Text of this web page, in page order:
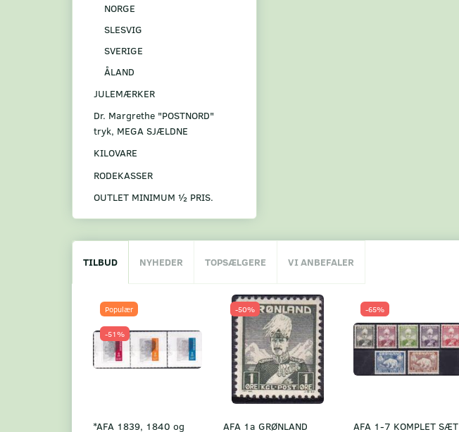
NORGE
SLESVIG
SVERIGE
ÅLAND
JULEMÆRKER
Dr. Margrethe "POSTNORD"
tryk, MEGA SJÆLDNE
KILOVARE
RODEKASSER
OUTLET MINIMUM ½ PRIS.
TILBUD NYHEDER TOPSÆLGERE VI ANBEFALER
Populær
-51%
*AFA 1839, 1840 og
-50%
AFA 1a GRØNLAND
-65%
AFA 1-7 KOMPLET SÆT